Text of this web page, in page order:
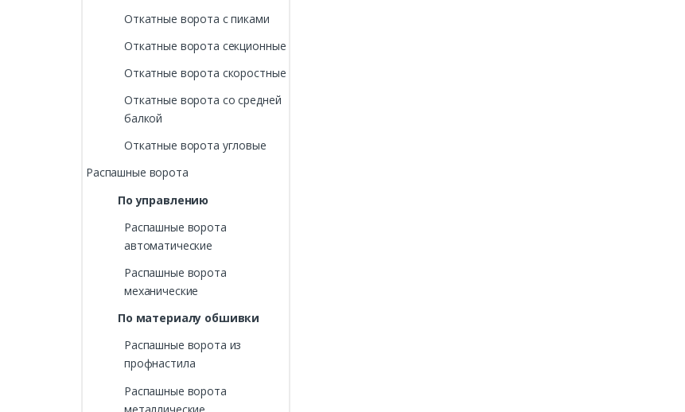
Откатные ворота с пиками
Откатные ворота секционные
Откатные ворота скоростные
Откатные ворота со средней
балкой
Откатные ворота угловые
Распашные ворота
По управлению
Распашные ворота
автоматические
Распашные ворота
механические
По материалу обшивки
Распашные ворота из
профнастила
Распашные ворота
металлические